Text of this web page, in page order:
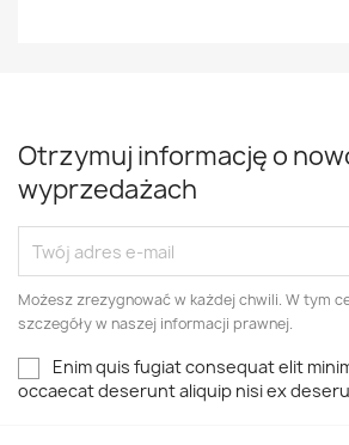
Otrzymuj informację o
wyprzedażach
Możesz zrezygnować w każdej chwili. W tym
szczegóły w naszej informacji prawnej.
Enim quis fugiat consequat elit
occaecat deserunt aliquip nisi ex